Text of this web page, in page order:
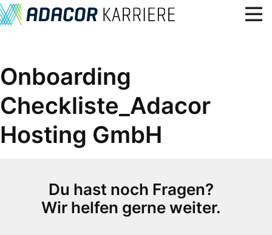
Benefits, Kultur & Werte
Lerne uns kennen
Karriere
Offene Stellen
Onboarding
Checkliste_Adacor
Hosting GmbH
Du hast noch Fragen?
Wir helfen gerne weiter.